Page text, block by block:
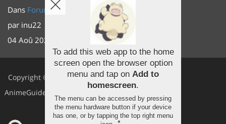
Dans Forum Principal
Actus (TV, vidéo, web)
par inu22
04 Aoû 2026 20:30
Copyright ©
AnimeGuides
Facebook
Youtube
Twitter
To add this web app to the home
screen open the browser option
menu and tap on Add to
homescreen.
The menu can be accessed by pressing
the menu hardware button if your device
has one, or by tapping the top right menu